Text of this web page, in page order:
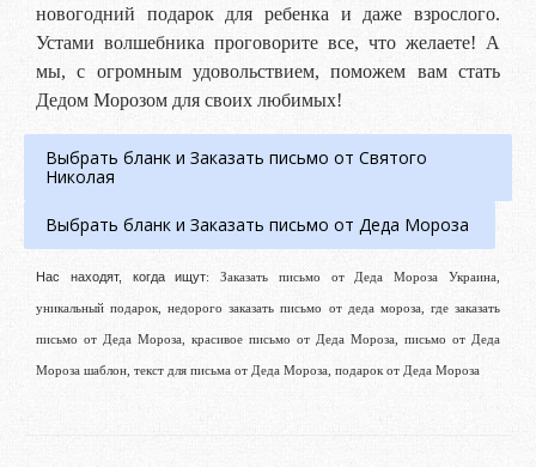
новогодний подарок для ребенка и даже взрослого.
Устами волшебника проговорите все, что желаете! А
мы, с огромным удовольствием, поможем вам стать
Дедом Морозом для своих любимых!
Выбрать бланк и Заказать письмо от Святого
Николая
Выбрать бланк и Заказать письмо от Деда Мороза
Нас находят, когда ищут: Заказать письмо от Деда Мороза Украина,
уникальный подарок, недорого заказать письмо от деда мороза, где заказать
письмо от Деда Мороза, красивое письмо от Деда Мороза, письмо от Деда
Мороза шаблон, текст для письма от Деда Мороза, подарок от Деда Мороза